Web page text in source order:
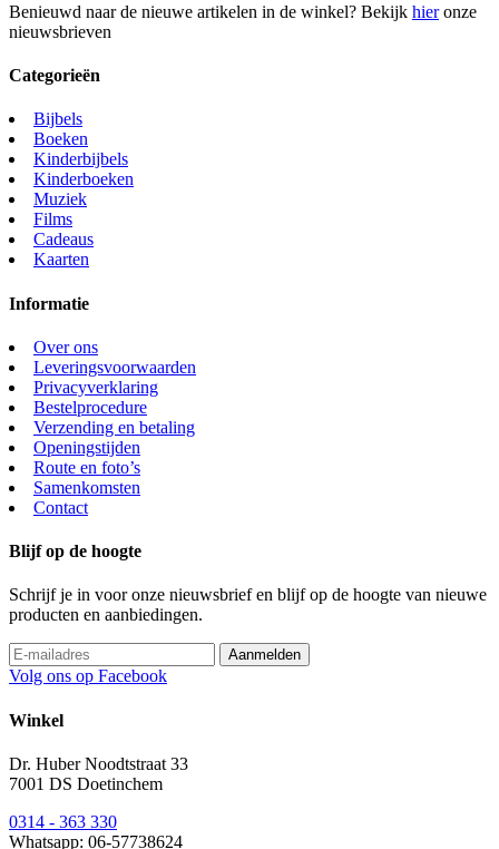
Benieuwd naar de nieuwe artikelen in de winkel? Bekijk hieronze
nieuwsbrieven
Categorieën
Bijbels
Boeken
Kinderbijbels
Kinderboeken
Muziek
Films
Cadeaus
Kaarten
Informatie
Over ons
Leveringsvoorwaarden
Privacyverklaring
Bestelprocedure
Verzending en betaling
Openingstijden
Route en foto’s
Samenkomsten
Contact
Blijf op de hoogte
Schrijf je in voor onze nieuwsbrief en blijf op de hoogte van nieuwe
producten en aanbiedingen.
Volg ons op Facebook
Winkel
Dr. Huber Noodtstraat 33
7001 DS Doetinchem
0314 - 363 330
Whatsapp: 06-57738624